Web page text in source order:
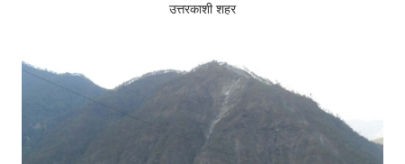
उत्तरकाशी शहर